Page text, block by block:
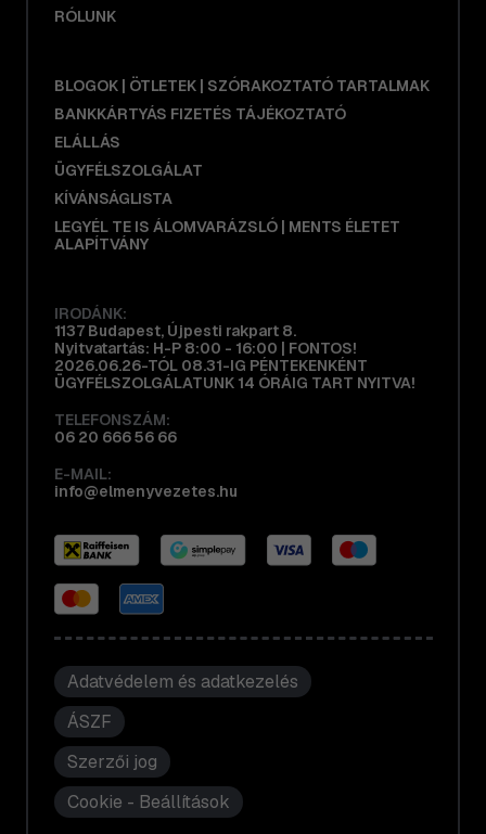
RÓLUNK
BLOGOK | ÖTLETEK | SZÓRAKOZTATÓ TARTALMAK
BANKKÁRTYÁS FIZETÉS TÁJÉKOZTATÓ
ELÁLLÁS
ÜGYFÉLSZOLGÁLAT
KÍVÁNSÁGLISTA
LEGYÉL TE IS ÁLOMVARÁZSLÓ | MENTS ÉLETET
ALAPÍTVÁNY
IRODÁNK:
1137 Budapest, Újpesti rakpart 8.
Nyitvatartás: H-P 8:00 - 16:00 | FONTOS!
2026.06.26-TÓL 08.31-IG PÉNTEKENKÉNT
ÜGYFÉLSZOLGÁLATUNK 14 ÓRÁIG TART NYITVA!
TELEFONSZÁM:
06 20 666 56 66
E-MAIL:
info@elmenyvezetes.hu
Adatvédelem és adatkezelés
ÁSZF
Szerzői jog
Cookie - Beállítások